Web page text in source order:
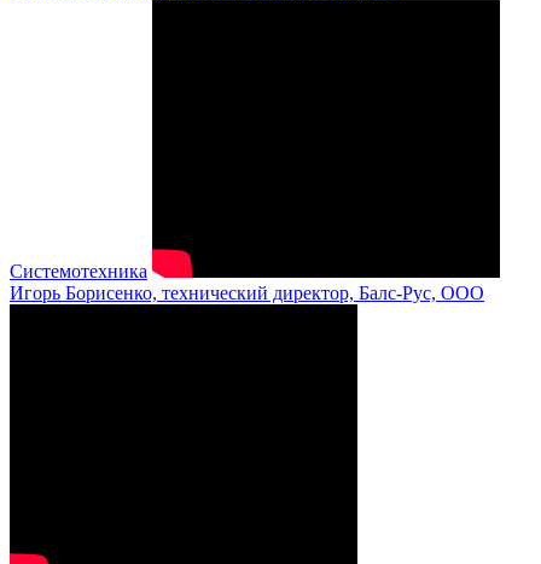
Системотехника
Игорь Борисенко, технический директор, Балс-Рус, ООО